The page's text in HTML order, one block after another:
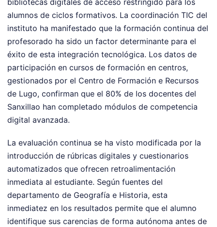
bibliotecas digitales de acceso restringido para los
alumnos de ciclos formativos. La coordinación TIC del
instituto ha manifestado que la formación continua del
profesorado ha sido un factor determinante para el
éxito de esta integración tecnológica. Los datos de
participación en cursos de formación en centros,
gestionados por el Centro de Formación e Recursos
de Lugo, confirman que el 80% de los docentes del
Sanxillao han completado módulos de competencia
digital avanzada.
La evaluación continua se ha visto modificada por la
introducción de rúbricas digitales y cuestionarios
automatizados que ofrecen retroalimentación
inmediata al estudiante. Según fuentes del
departamento de Geografía e Historia, esta
inmediatez en los resultados permite que el alumno
identifique sus carencias de forma autónoma antes de